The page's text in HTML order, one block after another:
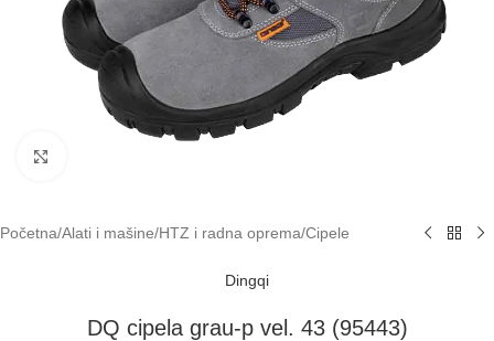
Početna/Alati i mašine/HTZ i radna oprema/Cipele
Dingqi
DQ cipela grau-p vel. 43 (95443)